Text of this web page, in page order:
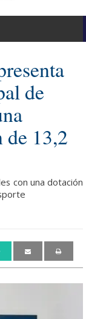
de
de 13,2
con una dotación